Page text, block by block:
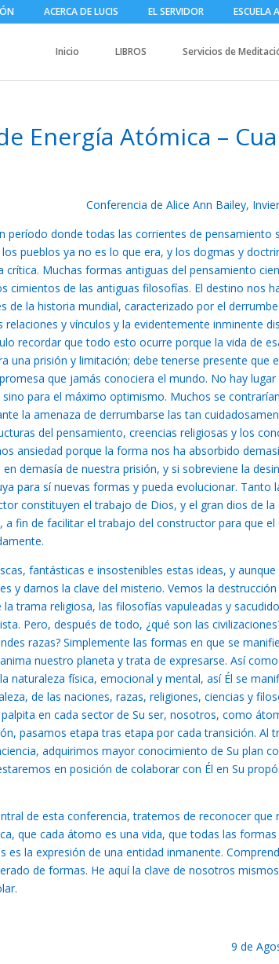
ACERCA DE LUCIS EL SERVIDOR ESCUELA
Inicio LIBROS Servicios de
Energía Atómica –
Conferencia de Alice Ann Bailey,
período donde todas las corrientes de pensamiento
pueblos ya no es lo que era, y los dogmas y
crítica. Muchas formas antiguas del pensamiento
cimientos de las antiguas filosofías. El destino nos
de la historia mundial, caracterizado por el
y vínculos y la evidentemente inminente
recordar que todo esto ocurre porque la vida de
una prisión y limitación; debe tenerse presente que
que jamás conociera el mundo. No hay lugar
para el máximo optimismo. Muchos se
la amenaza de derrumbarse las tan
del pensamiento, creencias religiosas y los
ansiedad porque la forma nos ha absorbido
demasía de nuestra prisión, y si sobreviene la
para sí nuevas formas y pueda evolucionar. Tanto
constituyen el trabajo de Dios, y el gran dios de la
fin de facilitar el trabajo del constructor para que el
fantásticas e insostenibles estas ideas, y
y darnos la clave del misterio. Vemos la destrucción
trama religiosa, las filosofías vapuleadas y
Pero, después de todo, ¿qué son las
razas? Simplemente las formas en que se
nuestro planeta y trata de expresarse. Así
naturaleza física, emocional y mental, así Él se
de las naciones, razas, religiones, ciencias y
en cada sector de Su ser, nosotros, como
pasamos etapa tras etapa por cada transición. Al
adquirimos mayor conocimiento de Su plan
en posición de colaborar con Él en Su
de esta conferencia, tratemos de reconocer que
que cada átomo es una vida, que todas las formas
es la expresión de una entidad inmanente.
de formas. He aquí la clave de nosotros
9 de